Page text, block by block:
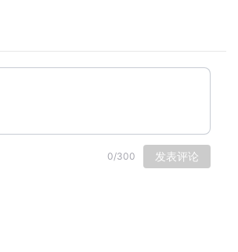
0/300 发表评论